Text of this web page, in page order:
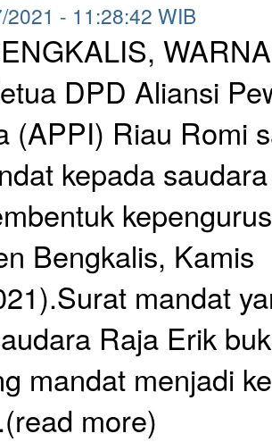
2021 - 11:28:42 WIB
DPD Aliansi
(APPI) Riau Romi
kepada
Bengkalis, Kamis
mandat
Raja Erik
mandat menjadi
more)